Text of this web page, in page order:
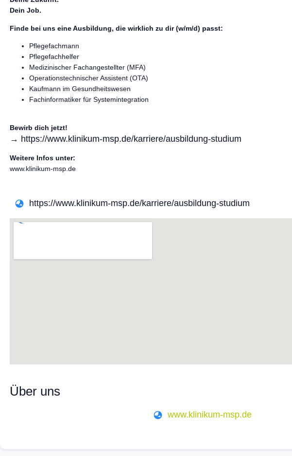
Dein Job.
Finde bei uns eine Ausbildung, die wirklich zu dir (w/m/d) passt:
Pflegefachmann
Pflegefachhelfer
Medizinischer Fachangestellter (MFA)
Operationstechnischer Assistent (OTA)
Kaufmann im Gesundheitswesen
Fachinformatiker für Systemintegration
Bewirb dich jetzt!
→ https://www.klinikum-msp.de/karriere/ausbildung-studium
Weitere Infos unter:
www.klinikum-msp.de
https://www.klinikum-msp.de/karriere/ausbildung-studium
Über uns
www.klinikum-msp.de